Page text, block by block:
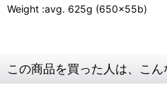
Weight :avg. 625g (650x55b)
この商品を買った人は、こ